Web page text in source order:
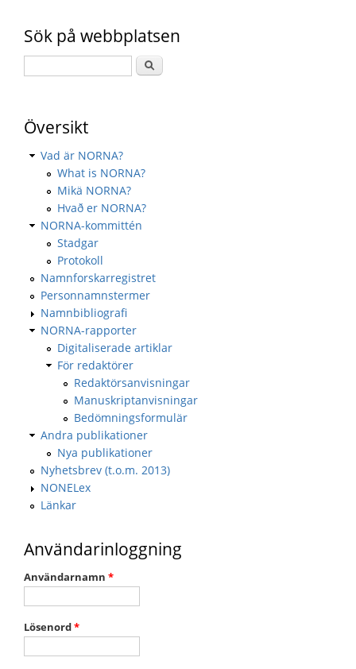
Sök på webbplatsen
Översikt
Vad är NORNA?
What is NORNA?
Mikä NORNA?
Hvað er NORNA?
NORNA-kommittén
Stadgar
Protokoll
Namnforskarregistret
Personnamnstermer
Namnbibliografi
NORNA-rapporter
Digitaliserade artiklar
För redaktörer
Redaktörsanvisningar
Manuskriptanvisningar
Bedömningsformulär
Andra publikationer
Nya publikationer
Nyhetsbrev (t.o.m. 2013)
NONELex
Länkar
Användarinloggning
Användarnamn *
Lösenord*